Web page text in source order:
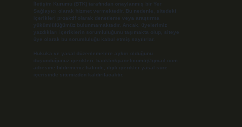
İletişim Kurumu (BTK) tarafından onaylanmış bir Yer
Sağlayıcı olarak hizmet vermektedir. Bu nedenle, sitedeki
içerikleri proaktif olarak denetleme veya araştırma
yükümlülüğümüz bulunmamaktadır. Ancak, üyelerimiz
yazdıkları içeriklerin sorumluluğunu taşımakta olup, siteye
üye olarak bu sorumluluğu kabul etmiş sayılırlar.
Hukuka ve yasal düzenlemelere aykırı olduğunu
düşündüğünüz içerikleri,
backlinkpanelicomtr@gmail.com
adresine bildirmeniz halinde, ilgili içerikler yasal süre
içerisinde sitemizden kaldırılacaktır.